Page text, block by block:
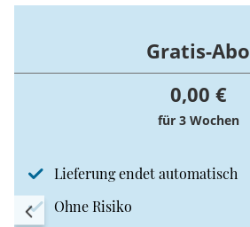
Gratis-Abo
0,00 €
für 3 Wochen
Lieferung endet automatisch
Ohne Risiko